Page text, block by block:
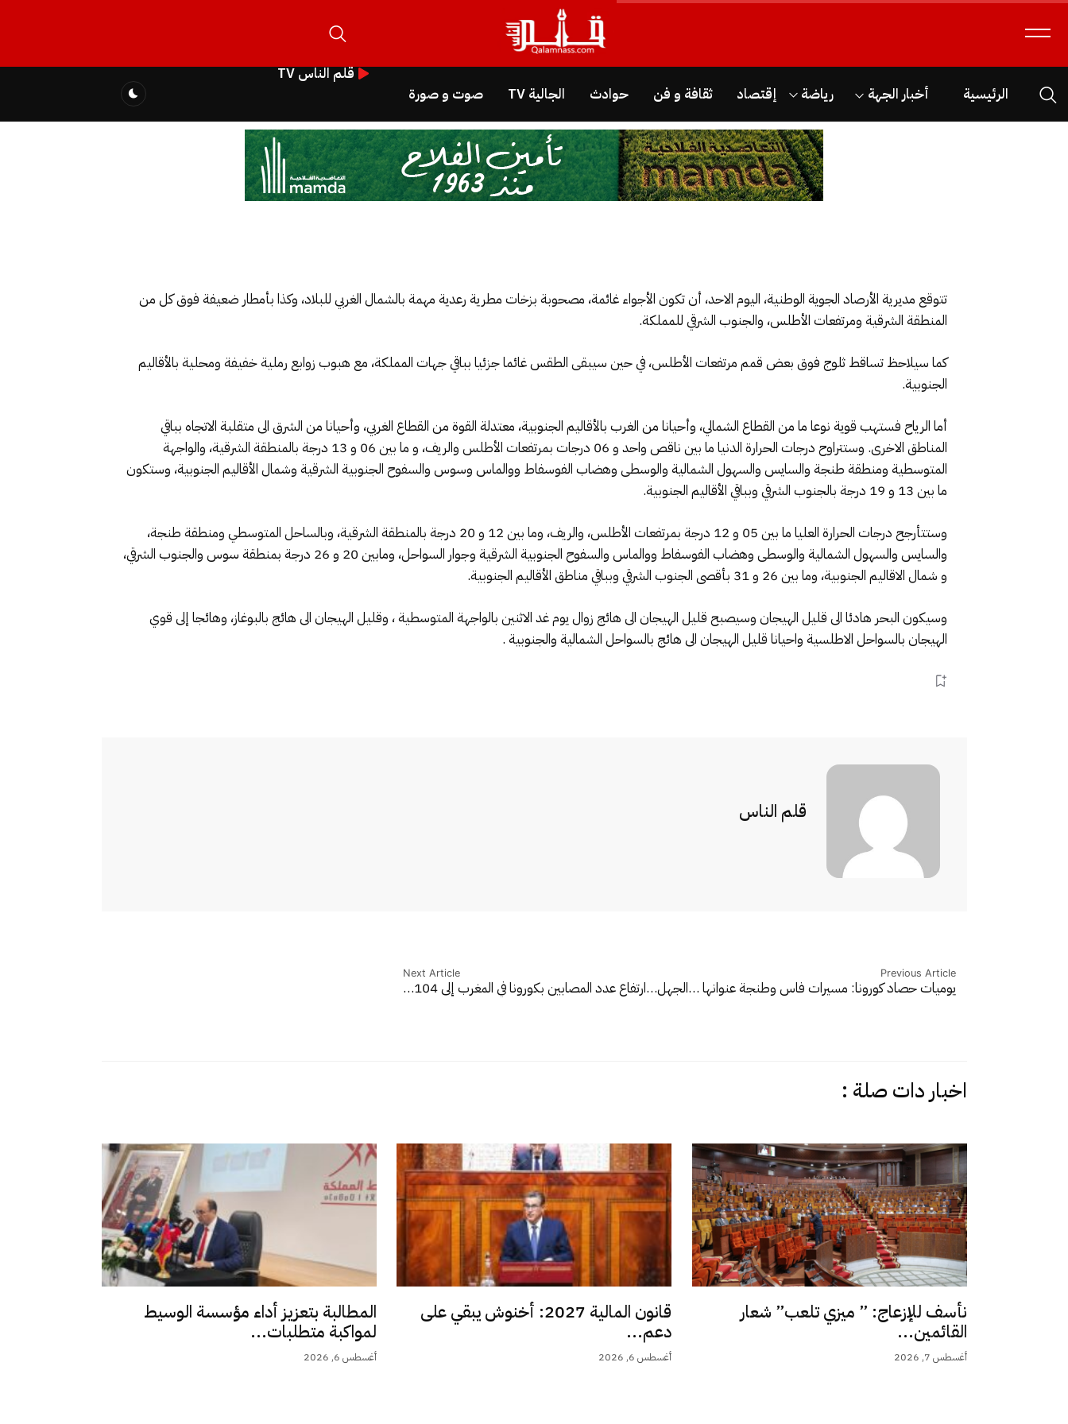
الرئيسية أخبار الجهة رياضة إقتصاد ثقافة و فن حوادث الجالية TV صوت و صورة
قلم الناس TV
تتوقع مديرية الأرصاد الجوية الوطنية، اليوم الاحد، أن تكون الأجواء غائمة، مصحوبة بزخات مطرية رعدية مهمة بالشمال الغربي للبلاد، وكذا بأمطار ضعيفة فوق كل من
المنطقة الشرقية ومرتفعات الأطلس، والجنوب الشرقي للمملكة.
كما سيلاحظ تساقط ثلوج فوق بعض قمم مرتفعات الأطلس، في حين سيبقى الطقس غائما جزئيا بباقي جهات المملكة، مع هبوب زوابع رملية خفيفة ومحلية بالأقاليم
الجنوبية.
أما الرياح فستهب قوية نوعا ما من القطاع الشمالي، وأحيانا من الغرب بالأقاليم الجنوبية، معتدلة القوة من القطاع الغربي، وأحيانا من الشرق الى متقلبة الاتجاه بباقي
المناطق الاخرى. وستتراوح درجات الحرارة الدنيا ما بين ناقص واحد و 06 درجات بمرتفعات الأطلس والريف، و ما بين 06 و 13 درجة بالمنطقة الشرقية، والواجهة
المتوسطية ومنطقة طنجة والسايس والسهول الشمالية والوسطى وهضاب الفوسفاط ووالماس وسوس والسفوح الجنوبية الشرقية وشمال الأقاليم الجنوبية، وستكون
ما بين 13 و 19 درجة بالجنوب الشرقي وبباقي الأقاليم الجنوبية.
وستتأرجح درجات الحرارة العليا ما بين 05 و 12 درجة بمرتفعات الأطلس، والريف، وما بين 12 و 20 درجة بالمنطقة الشرقية، وبالساحل المتوسطي ومنطقة طنجة،
والسايس والسهول الشمالية والوسطى وهضاب الفوسفاط ووالماس والسفوح الجنوبية الشرقية وجوار السواحل، ومابين 20 و 26 درجة بمنطقة سوس والجنوب الشرقي،
و شمال الاقاليم الجنوبية، وما بين 26 و 31 بأقصى الجنوب الشرقي وبباقي مناطق الأقاليم الجنوبية.
وسيكون البحر هادئا الى قليل الهيجان وسيصبح قليل الهيجان الى هائج زوال يوم غد الاثنين بالواجهة المتوسطية ، وقليل الهيجان الى هائج بالبوغاز، وهائجا إلى قوي
الهيجان بالسواحل الاطلسية واحيانا قليل الهيجان الى هائج بالسواحل الشمالية والجنوبية .
قلم الناس
Previous Article
يوميات حصاد كورونا: مسيرات فاس وطنجة عنوانها …الجهل…
Next Article
ارتفاع عدد المصابين بكورونا في المغرب إلى 104…
اخبار دات صلة :
نأسف للإزعاج: ” ميزي تلعب” شعار
القائمين...
أغسطس 7, 2026
قانون المالية 2027: أخنوش يبقي على
دعم...
أغسطس 6, 2026
المطالبة بتعزيز أداء مؤسسة الوسيط
لمواكبة متطلبات...
أغسطس 6, 2026